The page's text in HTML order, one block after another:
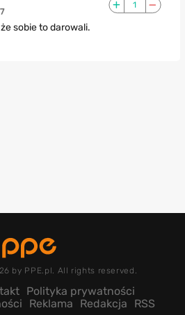
1
sobie to darowali.
by PPE.pl. All rights reserved.
Polityka prywatności
Reklama Redakcja RSS